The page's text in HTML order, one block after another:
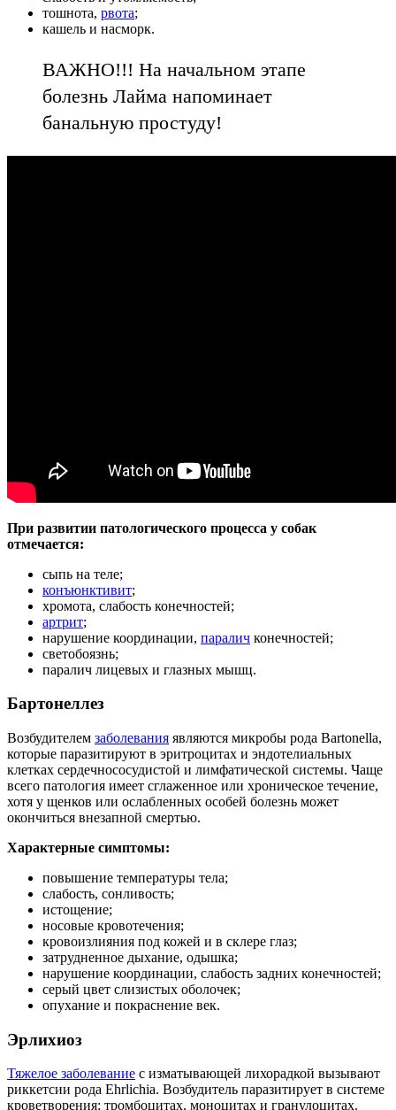
тошнота, рвота;
кашель и насморк.
ВАЖНО!!! На начальном этапе
болезнь Лайма напоминает
банальную простуду!
При развитии патологического процесса у собак
отмечается:
сыпь на теле;
конъюнктивит;
хромота, слабость конечностей;
артрит;
нарушение координации, паралич конечностей;
светобоязнь;
паралич лицевых и глазных мышц.
Бартонеллез
Возбудителем заболевания являются микробы рода Bartonella,
которые паразитируют в эритроцитах и эндотелиальных
клетках сердечнососудистой и лимфатической системы. Чаще
всего патология имеет сглаженное или хроническое течение,
хотя у щенков или ослабленных особей болезнь может
окончиться внезапной смертью.
Характерные симптомы:
повышение температуры тела;
слабость, сонливость;
истощение;
носовые кровотечения;
кровоизлияния под кожей и в склере глаз;
затрудненное дыхание, одышка;
нарушение координации, слабость задних конечностей;
серый цвет слизистых оболочек;
опухание и покраснение век.
Эрлихиоз
Тяжелое заболевание с изматывающей лихорадкой вызывают
риккетсии рода Ehrlichia. Возбудитель паразитирует в системе
кроветворения: тромбоцитах, моноцитах и гранулоцитах.